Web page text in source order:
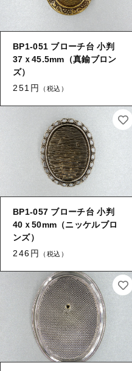
BP1-051 ブローチ台 小判
37ｘ45.5mm（真鍮ブロン
ズ）
251円
（税込）
BP1-057 ブローチ台 小判
40ｘ50mm（ニッケルブロ
ンズ）
246円
（税込）